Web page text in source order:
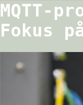
MQTT-
Fokus